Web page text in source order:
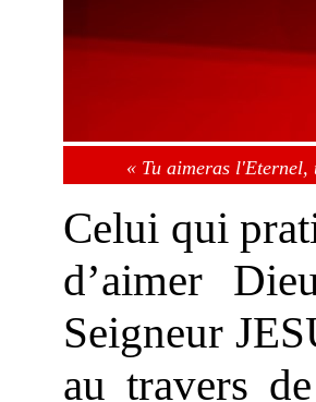
« Tu aimeras l'Eternel,
Celui qui
d’aimer
Seigneur
au travers